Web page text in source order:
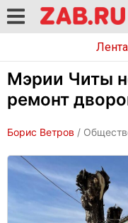
Лента
Мэрии Читы
ремонт
Борис Ветров /